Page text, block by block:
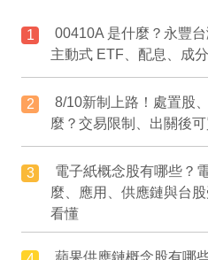
1
00410A 是什麼？永豐
主動式 ETF、配息、成
2
8/10新制上路！處置股
麼？交易限制、出關後可
3
電子紙概念股有哪些？
麼、應用、供應鏈與台
看懂
蘋果供應鏈概念股有哪